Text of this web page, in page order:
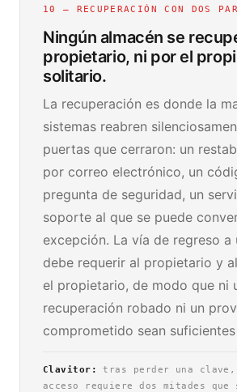
10 — RECUPERACIÓN CON DOS
Ningún almacén se
propietario, ni por el
solitario.
La recuperación es donde la
sistemas reabren
puertas que cerraron: un
por correo electrónico, un
pregunta de seguridad, un
soporte al que se puede
excepción. La vía de regreso a
debe requerir al propietario y
el propietario, de modo que ni
recuperación robado ni un
comprometido sean
Clavitor:
tras perder una
acceso requiere dos mitades que